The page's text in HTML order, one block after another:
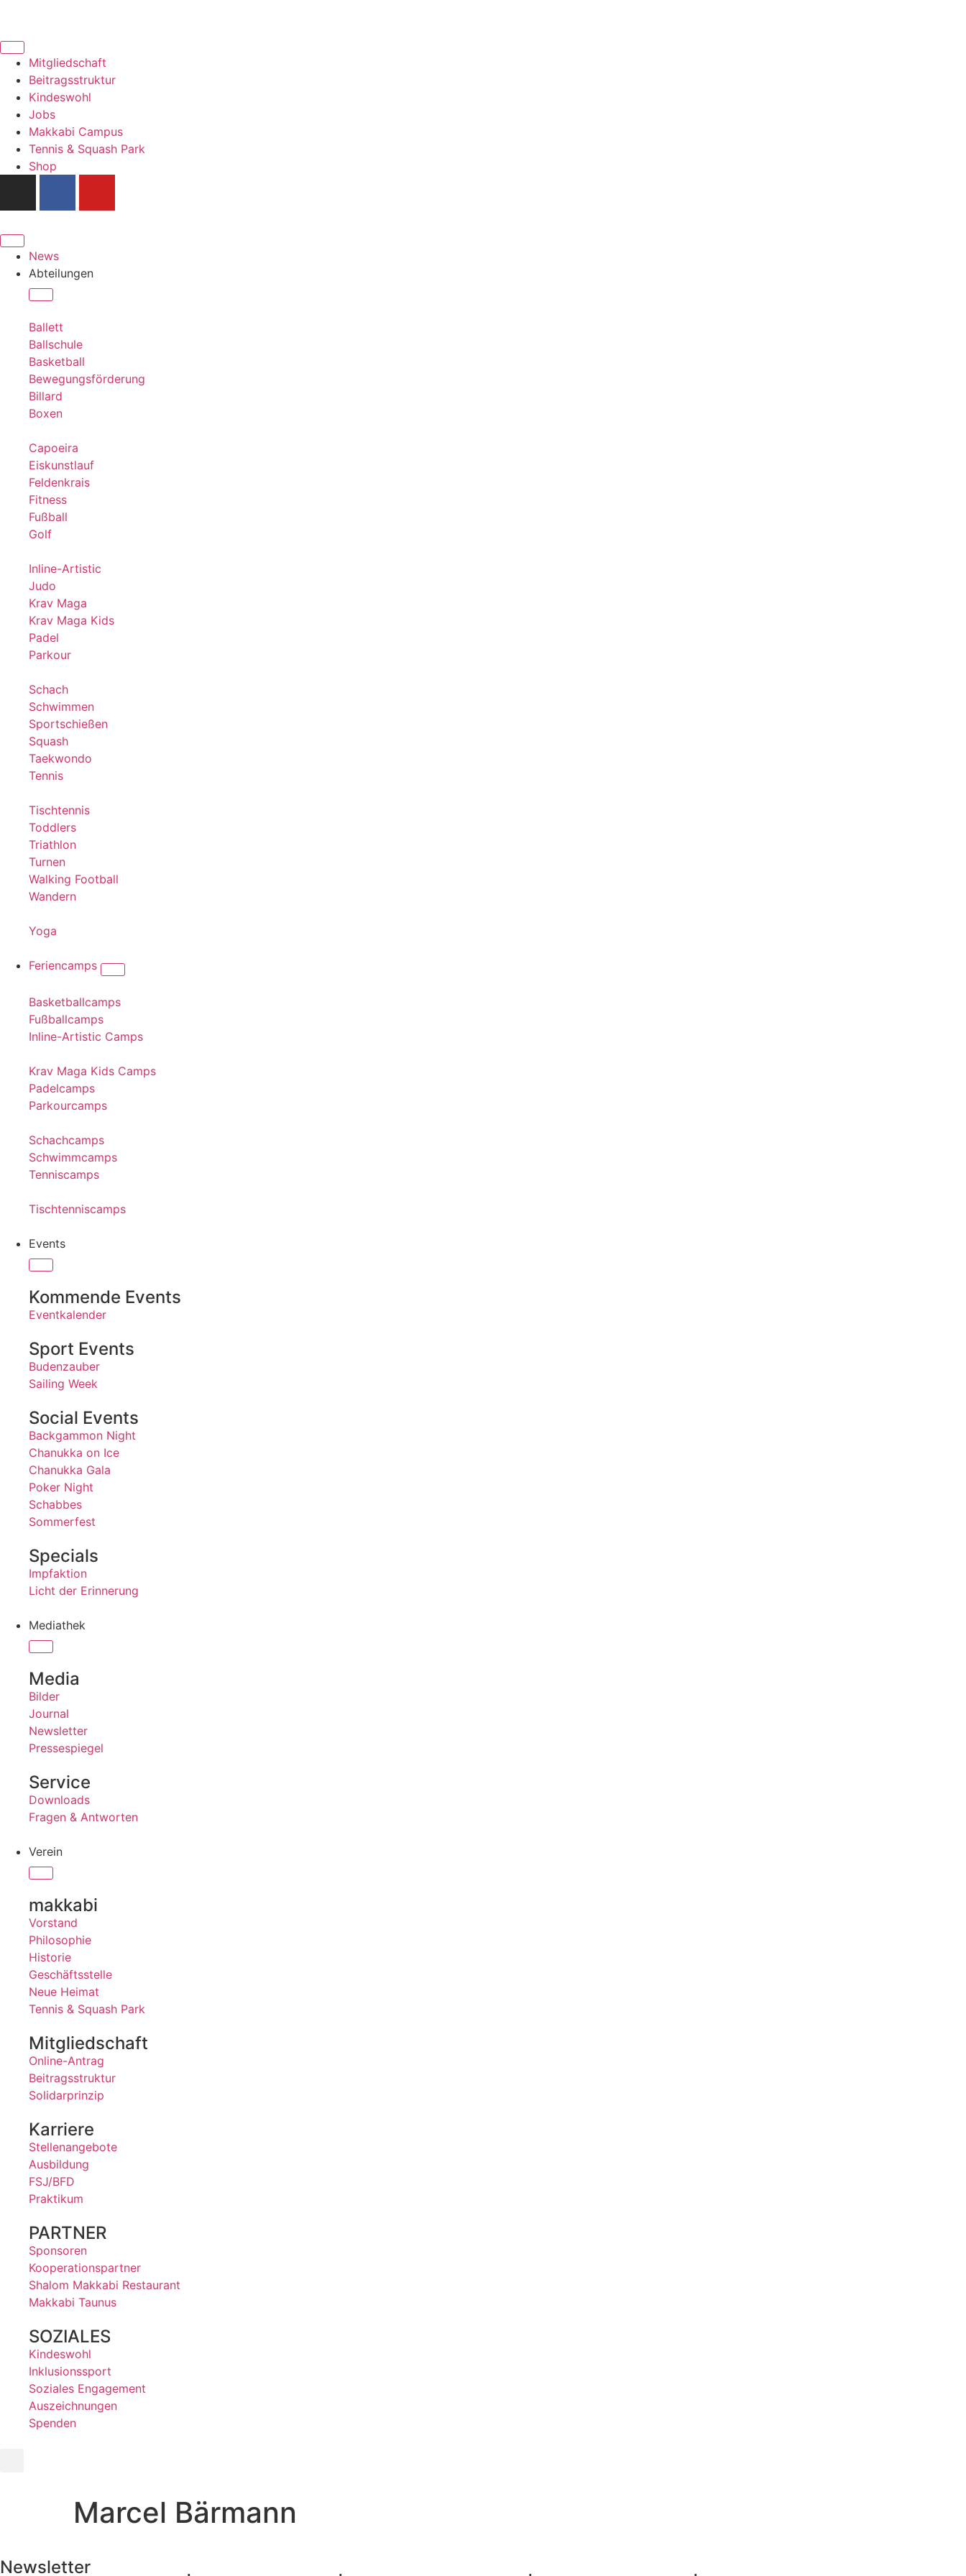
Mitgliedschaft
Beitragsstruktur
Kindeswohl
Jobs
Makkabi Campus
Tennis & Squash Park
Shop
News
Abteilungen
Ballett
Ballschule
Basketball
Bewegungsförderung
Billard
Boxen
Capoeira
Eiskunstlauf
Feldenkrais
Fitness
Fußball
Golf
Inline-Artistic
Judo
Krav Maga
Krav Maga Kids
Padel
Parkour
Schach
Schwimmen
Sportschießen
Squash
Taekwondo
Tennis
Tischtennis
Toddlers
Triathlon
Turnen
Walking Football
Wandern
Yoga
Feriencamps
Basketballcamps
Fußballcamps
Inline-Artistic Camps
Krav Maga Kids Camps
Padelcamps
Parkourcamps
Schachcamps
Schwimmcamps
Tenniscamps
Tischtenniscamps
Events
Kommende Events
Eventkalender
Sport Events
Budenzauber
Sailing Week
Social Events
Backgammon Night
Chanukka on Ice
Chanukka Gala
Poker Night
Schabbes
Sommerfest
Specials
Impfaktion
Licht der Erinnerung
Mediathek
Media
Bilder
Journal
Newsletter
Pressespiegel
Service
Downloads
Fragen & Antworten
Verein
makkabi
Vorstand
Philosophie
Historie
Geschäftsstelle
Neue Heimat
Tennis & Squash Park
Mitgliedschaft
Online-Antrag
Beitragsstruktur
Solidarprinzip
Karriere
Stellenangebote
Ausbildung
FSJ/BFD
Praktikum
PARTNER
Sponsoren
Kooperationspartner
Shalom Makkabi Restaurant
Makkabi Taunus
SOZIALES
Kindeswohl
Inklusionssport
Soziales Engagement
Auszeichnungen
Spenden
Marcel Bärmann
Newsletter